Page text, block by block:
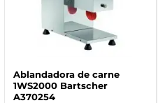
Ablandadora de carne
1WS2000 Bartscher
A370254